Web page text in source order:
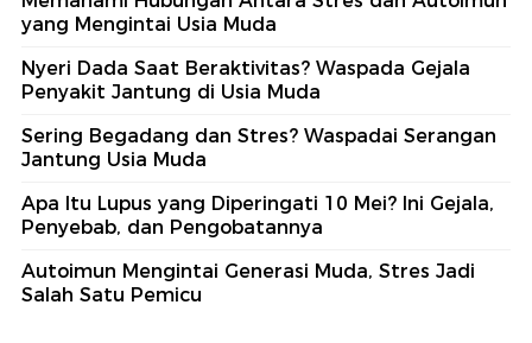
yang Mengintai Usia Muda
Nyeri Dada Saat Beraktivitas? Waspada Gejala
Penyakit Jantung di Usia Muda
Sering Begadang dan Stres? Waspadai Serangan
Jantung Usia Muda
Apa Itu Lupus yang Diperingati 10 Mei? Ini Gejala,
Penyebab, dan Pengobatannya
Autoimun Mengintai Generasi Muda, Stres Jadi
Salah Satu Pemicu